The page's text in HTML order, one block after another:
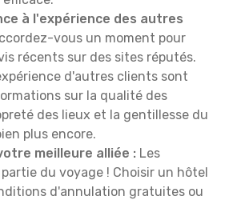
à l'expérience des autres
vous un moment pour
récents sur des sites réputés.
d'autres clients sont
sur la qualité des
des lieux et la gentillesse du
plus encore.
meilleure alliée : Les
du voyage ! Choisir un hôtel
d'annulation gratuites ou